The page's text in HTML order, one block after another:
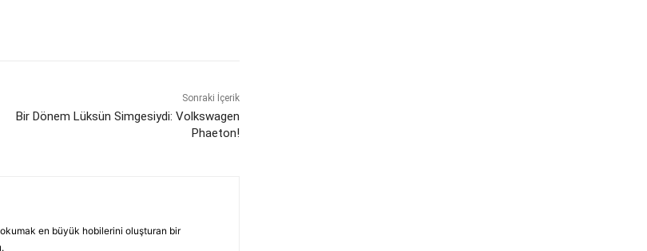
Sonraki İçerik
Bir Dönem Lüksün Simgesiydi: Volkswagen
Phaeton!
en büyük hobilerini oluşturan bir